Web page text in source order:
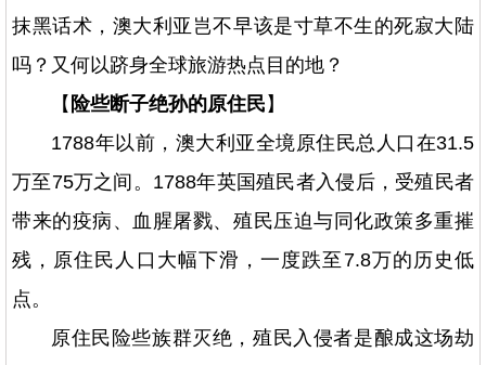
抹黑话术，澳大利亚岂不早该是寸草不生的死寂大陆
吗？又何以跻身全球旅游热点目的地？
【 险些断子绝孙的原住民 】
1788年以前，澳大利亚全境原住民总人口在31.5
万至75万之间。1788年英国殖民者入侵后，受殖民者
带来的疫病、血腥屠戮、殖民压迫与同化政策多重摧
残，原住民人口大幅下滑，一度跌至7.8万的历史低
点。
原住民险些族群灭绝，殖民入侵者是酿成这场劫